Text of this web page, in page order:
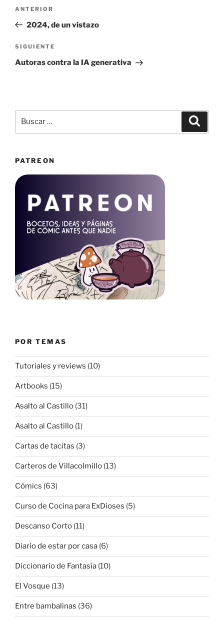
Navegación
entradas
Entrada
anterior:
ANTERIOR
2024, de un vistazo
Siguiente
entrada
SIGUIENTE
Autoras contra la IA generativa
por:
PATREON
POR TEMAS
Tutoriales y reviews (10)
Artbooks (15)
Asalto al Castillo (31)
Asalto al Castillo (1)
Cartas de tacitas (3)
Carteros de Villacolmillo (13)
Cómics (63)
Curso de Cocina para ExDioses (5)
Descanso Corto (11)
Diario de estar por casa (6)
Diccionario de Fantasía (10)
El Vosque (13)
Entre bambalinas (36)